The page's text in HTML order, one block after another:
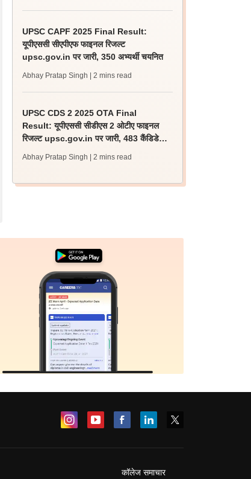
UPSC CAPF 2025 Final Result:
यूपीएससी सीएपीएफ फाइनल रिजल्ट
upsc.gov.in पर जारी, 350 अभ्यर्थी चयनित
Abhay Pratap Singh | 2 mins read
UPSC CDS 2 2025 OTA Final
Result: यूपीएससी सीडीएस 2 ओटीए फाइनल
रिजल्ट upsc.gov.in पर जारी, 483 कैंडिडेट
Abhay Pratap Singh | 2 mins read
कॉलेज समाचार